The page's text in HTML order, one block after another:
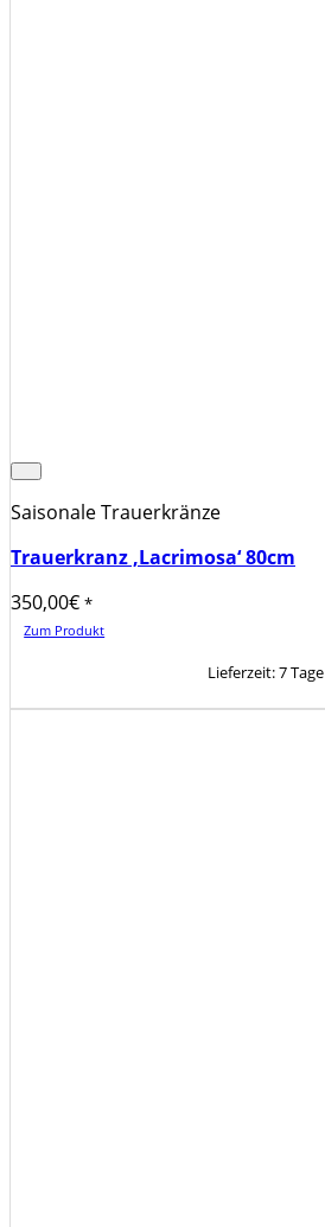
Saisonale Trauerkränze
Trauerkranz ‚Lacrimosa‘ 80cm
350,00€ *
Zum Produkt
Lieferzeit:7 Tage